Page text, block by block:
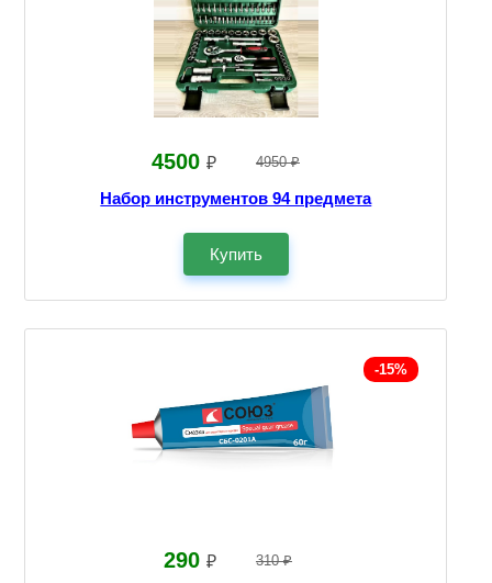
4500 ₽ 4950 ₽
Набор инструментов 94 предмета
Купить
-15%
290 ₽ 310 ₽